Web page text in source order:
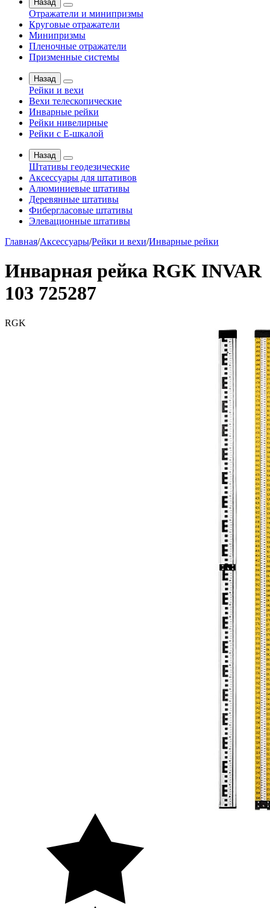
Назад
Отражатели и минипризмы
Круговые отражатели
Минипризмы
Пленочные отражатели
Призменные системы
Назад
Рейки и вехи
Вехи телескопические
Инварные рейки
Рейки нивелирные
Рейки с Е-шкалой
Назад
Штативы геодезические
Аксессуары для штативов
Алюминиевые штативы
Деревянные штативы
Фибергласовые штативы
Элевационные штативы
Главная/Аксессуары/Рейки и вехи/Инварные рейки
Инварная рейка RGK INVAR
103 725287
RGK